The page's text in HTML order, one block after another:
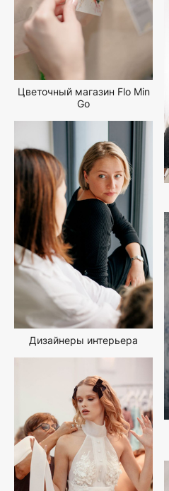
Цветочный магазин Flo Min
Go
Дизайнеры интерьера